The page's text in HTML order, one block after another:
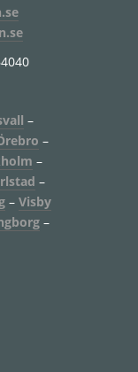
–
–
–
–
– Visby
–